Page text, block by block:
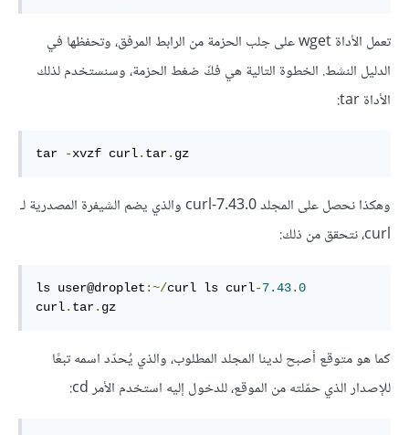
تعمل الأداة wget على جلب الحزمة من الرابط المرفق، وتحفظها في
الدليل النشط. الخطوة التالية هي فكّ ضغط الحزمة، وسنستخدم لذلك
الأداة tar:
tar -xvzf curl. tar. gz
وهكذا نحصل على المجلد curl-7.43.0 والذي يضم الشيفرة المصدرية لـ
curl، نتحقق من ذلك:
ls user@droplet :~/curl ls curl-7.43.0
curl. tar. gz
كما هو متوقع أصبح لدينا المجلد المطلوب، والذي يُحدّد اسمه تبعًا
للإصدار الذي حمّلته من الموقع، للدخول إليه استخدم الأمر cd: